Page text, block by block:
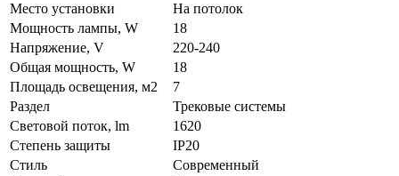
Место установки
На потолок
Мощность лампы, W
18
Напряжение, V
220-240
Общая мощность, W
18
Площадь освещения, м2
7
Раздел
Трековые системы
Световой поток, lm
1620
Степень защиты
IP20
Стиль
Современный